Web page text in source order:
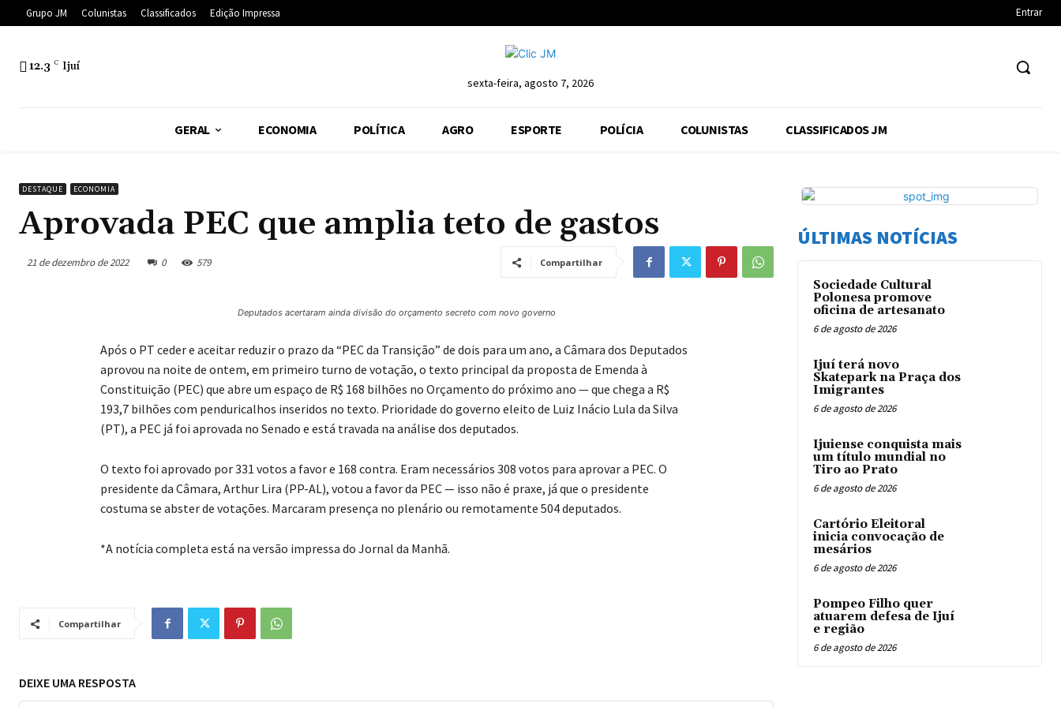
Grupo JM Colunistas Classificados Edição Impressa Entrar
12.3 C Ijuí
sexta-feira, agosto 7, 2026
GERAL ECONOMIA POLÍTICA AGRO ESPORTE POLÍCIA COLUNISTAS CLASSIFICADOS JM
DESTAQUE ECONOMIA
Aprovada PEC que amplia teto de gastos
21 de dezembro de 2022 0 579 Compartilhar
Deputados acertaram ainda divisão do orçamento secreto com novo governo
Após o PT ceder e aceitar reduzir o prazo da “PEC da Transição” de dois para um ano, a Câmara dos Deputados
aprovou na noite de ontem, em primeiro turno de votação, o texto principal da proposta de Emenda à
Constituição (PEC) que abre um espaço de R$ 168 bilhões no Orçamento do próximo ano — que chega a R$
193,7 bilhões com penduricalhos inseridos no texto. Prioridade do governo eleito de Luiz Inácio Lula da Silva
(PT), a PEC já foi aprovada no Senado e está travada na análise dos deputados.
O texto foi aprovado por 331 votos a favor e 168 contra. Eram necessários 308 votos para aprovar a PEC. O
presidente da Câmara, Arthur Lira (PP-AL), votou a favor da PEC — isso não é praxe, já que o presidente
costuma se abster de votações. Marcaram presença no plenário ou remotamente 504 deputados.
*A notícia completa está na versão impressa do Jornal da Manhã.
Compartilhar
DEIXE UMA RESPOSTA
ÚLTIMAS NOTÍCIAS
Sociedade Cultural
Polonesa promove
oficina de artesanato
6 de agosto de 2026
Ijuí terá novo
Skatepark na Praça dos
Imigrantes
6 de agosto de 2026
Ijuiense conquista mais
um título mundial no
Tiro ao Prato
6 de agosto de 2026
Cartório Eleitoral
inicia convocação de
mesários
6 de agosto de 2026
Pompeo Filho quer
atuarem defesa de Ijuí
e região
6 de agosto de 2026